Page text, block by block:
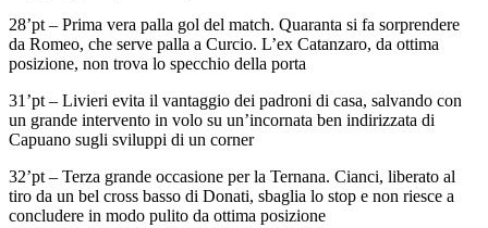
28’pt – Prima vera palla gol del match. Quaranta si fa sorprendere
da Romeo, che serve palla a Curcio. L’ex Catanzaro, da ottima
posizione, non trova lo specchio della porta
31’pt – Livieri evita il vantaggio dei padroni di casa, salvando con
un grande intervento in volo su un’incornata ben indirizzata di
Capuano sugli sviluppi di un corner
32’pt – Terza grande occasione per la Ternana. Cianci, liberato al
tiro da un bel cross basso di Donati, sbaglia lo stop e non riesce a
concludere in modo pulito da ottima posizione